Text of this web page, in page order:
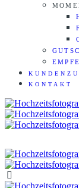
KONTAKT